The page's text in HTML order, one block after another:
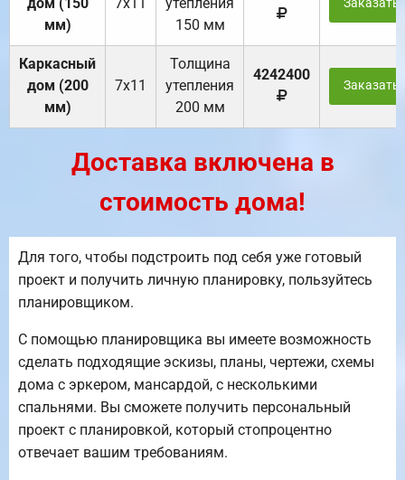
мм)
150 мм
Заказать
Каркасный
дом (200
мм)
7х11
Толщина
утепления
200 мм
4242400
Заказать
Доставка включена в
стоимость дома!
Для того, чтобы подстроить под себя уже готовый
проект и получить личную планировку, пользуйтесь
планировщиком.
С помощью планировщика вы имеете возможность
сделать подходящие эскизы, планы, чертежи, схемы
дома с эркером, мансардой, с несколькими
спальнями. Вы сможете получить персональный
проект с планировкой, который стопроцентно
отвечает вашим требованиям.